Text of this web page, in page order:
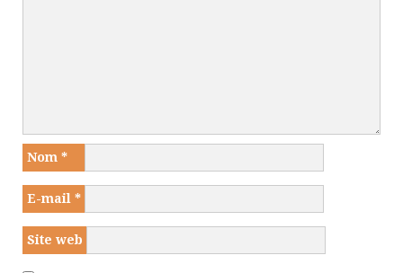
Nom *
E-mail *
Site web